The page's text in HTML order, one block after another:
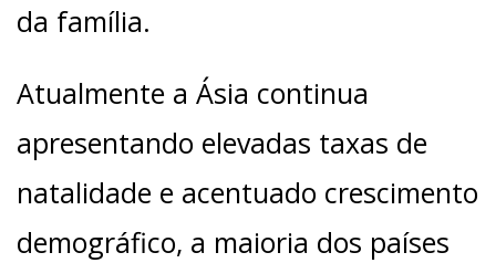
da família.
Atualmente a Ásia continua
apresentando elevadas taxas de
natalidade e acentuado crescimento
demográfico, a maioria dos países